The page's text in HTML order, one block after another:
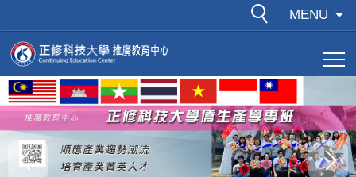
到
主
要
內
容
MENU